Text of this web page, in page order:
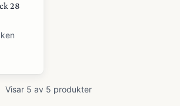
28
Visar 5 av 5 produkter